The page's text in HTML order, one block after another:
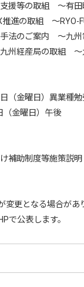
援等の取組 ～有田
推進の取組 ～RYO-
法のご案内 ～九州
州経産局の取組 ～
（金曜日）異業種勉
金曜日）午後
補助制度等施策説明
更となる場合があ
で公表します。